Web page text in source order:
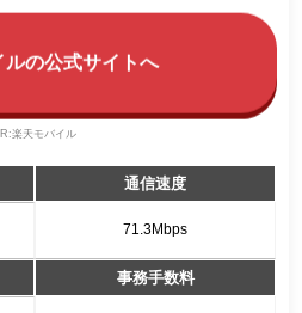
の公式サイトへ
楽天モバイル
通信速度
71.3Mbps
事務手数料